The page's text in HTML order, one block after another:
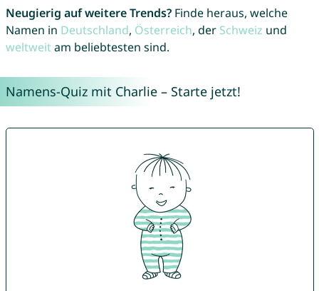
Neugierig auf weitere Trends?Finde heraus, welche
Namen in Deutschland, Österreich, der Schweiz und
weltweitam beliebtesten sind.
Namens-Quiz mit Charlie – Starte jetzt!